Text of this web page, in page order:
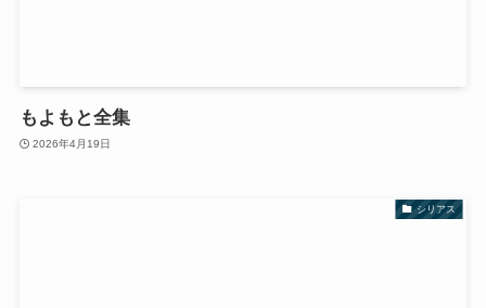
もよもと全集
2026年4月19日
シリアス